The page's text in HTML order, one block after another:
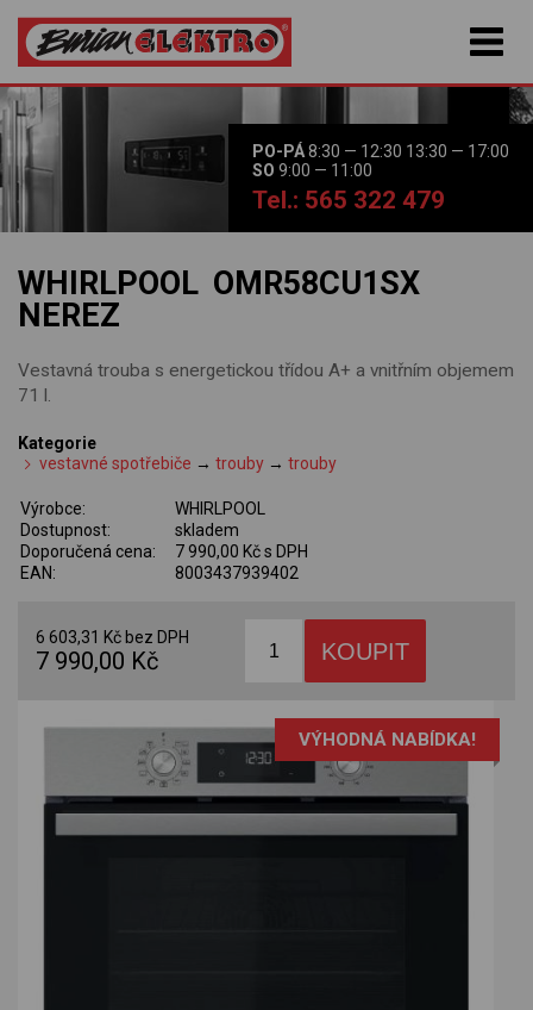
PO-PÁ8:30 — 12:30 13:30 — 17:00
SO 9:00 — 11:00
Tel.: 565 322 479
WHIRLPOOL OMR58CU1SX
NEREZ
Vestavná trouba s energetickou třídou A+ a vnitřním objemem
71 l.
Kategorie
vestavné spotřebiče →trouby →trouby
Výrobce:
WHIRLPOOL
Dostupnost:
skladem
Doporučená cena:
7 990,00 Kč s DPH
EAN:
8003437939402
6 603,31 Kč bez DPH
7 990,00 Kč
VÝHODNÁ NABÍDKA!